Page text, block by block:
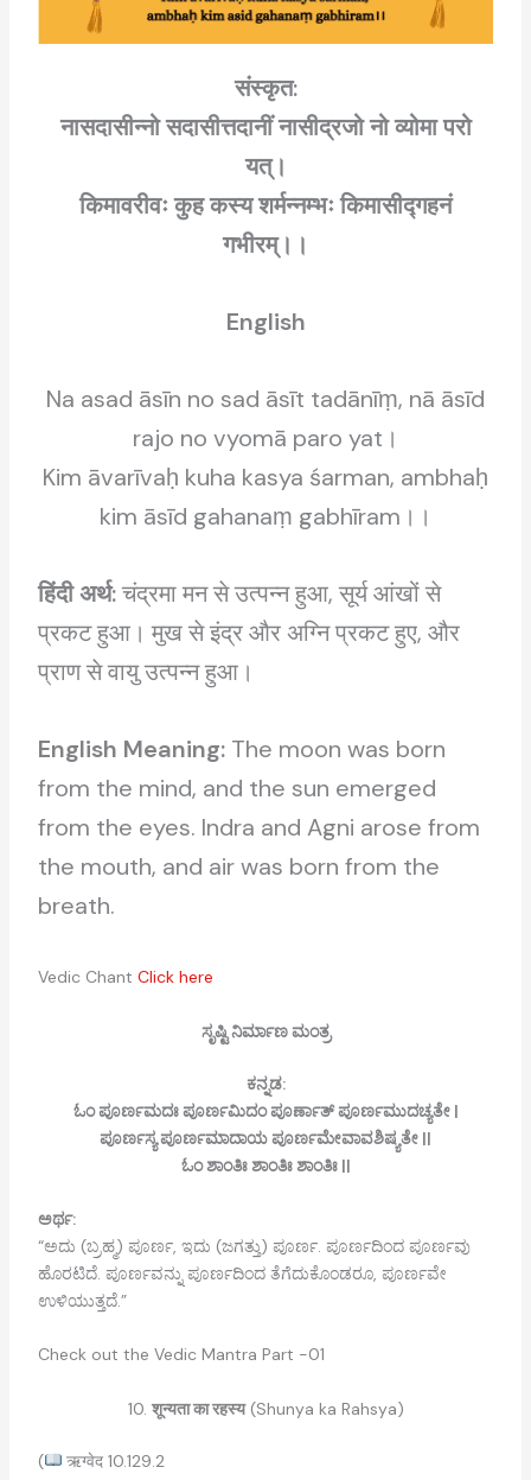
संस्कृत:
नासदासीन्नो सदासीत्तदानीं नासीद्रजो नो व्योमा परो
यत्।
किमावरीवः कुह कस्य शर्मन्नम्भः किमासीद्गहनं
गभीरम्।।
English
Na asad āsīn no sad āsīt tadānīṃ, nā āsīd
rajo no vyomā paro yat।
Kim āvarīvaḥ kuha kasya śarman, ambhaḥ
kim āsīd gahanaṃ gabhīram।।
हिंदी अर्थ:चंद्रमा मन से उत्पन्न हुआ, सूर्य आंखों से
प्रकट हुआ। मुख से इंद्र और अग्नि प्रकट हुए, और
प्राण से वायु उत्पन्न हुआ।
English Meaning:The moon was born
from the mind, and the sun emerged
from the eyes. Indra and Agni arose from
the mouth, and air was born from the
breath.
Vedic Chant Click here
ಸೃಷ್ಟಿ ನಿರ್ಮಾಣ ಮಂತ್ರ
ಕನ್ನಡ:
ಓಂ ಪೂರ್ಣಮದಃ ಪೂರ್ಣಮಿದಂ ಪೂರ್ಣಾತ್ ಪೂರ್ಣಮುದಚ್ಯತೇ |
ಪೂರ್ಣಸ್ಯ ಪೂರ್ಣಮಾದಾಯ ಪೂರ್ಣಮೇವಾವಶಿಷ್ಯತೇ ||
ಓಂ ಶಾಂತಿಃ ಶಾಂತಿಃ ಶಾಂತಿಃ ||
ಅರ್ಥ:
“ಅದು (ಬ್ರಹ್ಮ) ಪೂರ್ಣ, ಇದು (ಜಗತ್ತು) ಪೂರ್ಣ. ಪೂರ್ಣದಿಂದ ಪೂರ್ಣವು
ಹೊರಟಿದೆ. ಪೂರ್ಣವನ್ನು ಪೂರ್ಣದಿಂದ ತೆಗೆದುಕೊಂಡರೂ, ಪೂರ್ಣವೇ
ಉಳಿಯುತ್ತದೆ.”
Check out the Vedic Mantra Part -01
10. शून्यता का रहस्य(Shunya ka Rahsya)
( ऋग्वेद 10.129.2